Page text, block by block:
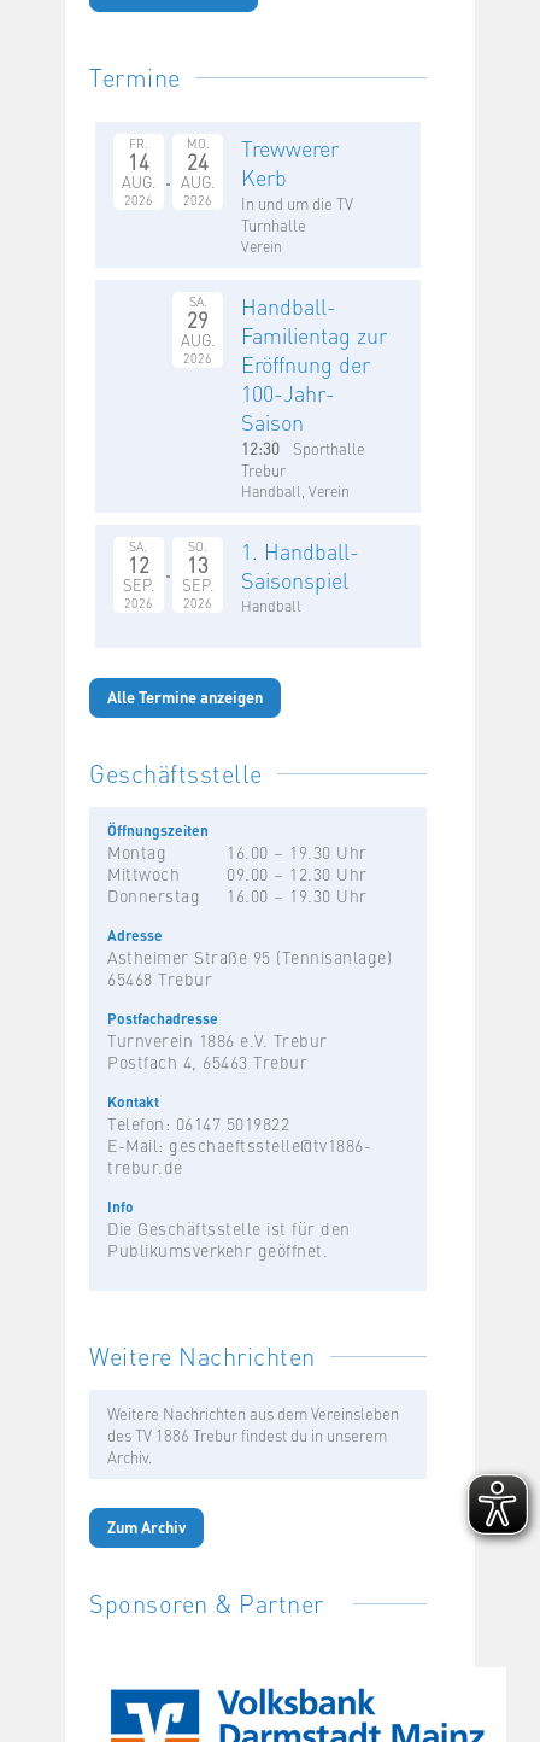
Termine
FR.
14
AUG.
2026
MO.
24
AUG.
2026
Trewwerer
Kerb
In und um die TV
Turnhalle
Verein
SA.
29
AUG.
2026
Handball-
Familientag zur
Eröffnung der
100-Jahr-
Saison
12:30
Sporthalle
Trebur
Handball, Verein
SA.
12
SEP.
2026
SO.
13
SEP.
2026
1. Handball-
Saisonspiel
Handball
Alle Termine anzeigen
Geschäftsstelle
Öffnungszeiten
Montag
16.00 – 19.30 Uhr
Mittwoch
09.00 – 12.30 Uhr
Donnerstag
16.00 – 19.30 Uhr
Adresse
Astheimer Straße 95 (Tennisanlage)
65468 Trebur
Postfachadresse
Turnverein 1886 e.V. Trebur
Postfach 4, 65463 Trebur
Kontakt
Telefon: 06147 5019822
E-Mail: geschaeftsstelle@tv1886-
trebur.de
Info
Die Geschäftsstelle ist für den
Publikumsverkehr geöffnet.
Weitere Nachrichten
Weitere Nachrichten aus dem Vereinsleben
des TV 1886 Trebur findest du in unserem
Archiv.
Zum Archiv
Sponsoren & Partner